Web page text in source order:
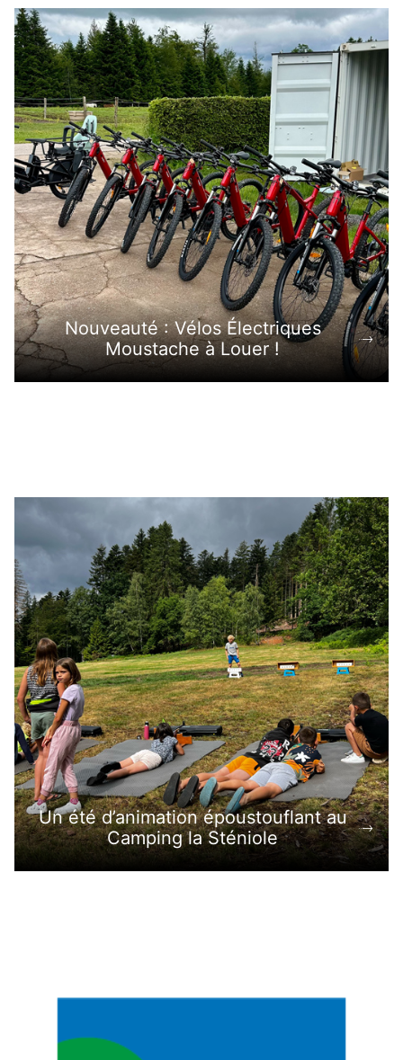
Nouveauté : Vélos Électriques
Moustache à Louer !
Un été d’animation époustouflant au
Camping la Sténiole